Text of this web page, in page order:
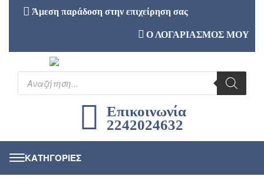
Άμεση παράδοση στην επιχείρηση σας
Ο ΛΟΓΑΡΙΑΣΜΟΣ ΜΟΥ
Επικοινωνία
2242024632